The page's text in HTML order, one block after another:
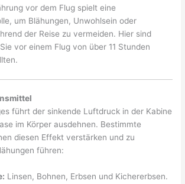
vor dem Flug spielt eine
um Blähungen, Unwohlsein oder
der Reise zu vermeiden. Hier sind
vor einem Flug von über 11 Stunden
führt der sinkende Luftdruck in der Kabine
im Körper ausdehnen. Bestimmte
diesen Effekt verstärken und zu
führen:
Linsen, Bohnen, Erbsen und Kichererbsen.